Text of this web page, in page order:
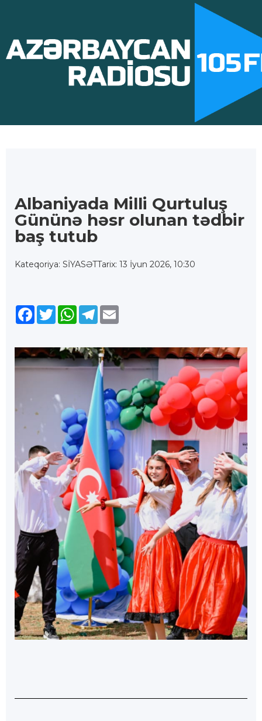
Albaniyada Milli Qurtuluş
Gününə həsr olunan tədbir
baş tutub
Kateqoriya: SİYASƏTTarix: 13 İyun 2026, 10:30
Facebook
TwitterWhatsApp
Telegram